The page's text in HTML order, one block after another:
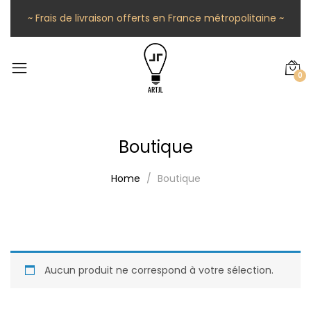
~ Frais de livraison offerts en France métropolitaine ~
0
Boutique
Home Boutique
Aucun produit ne correspond à votre sélection.